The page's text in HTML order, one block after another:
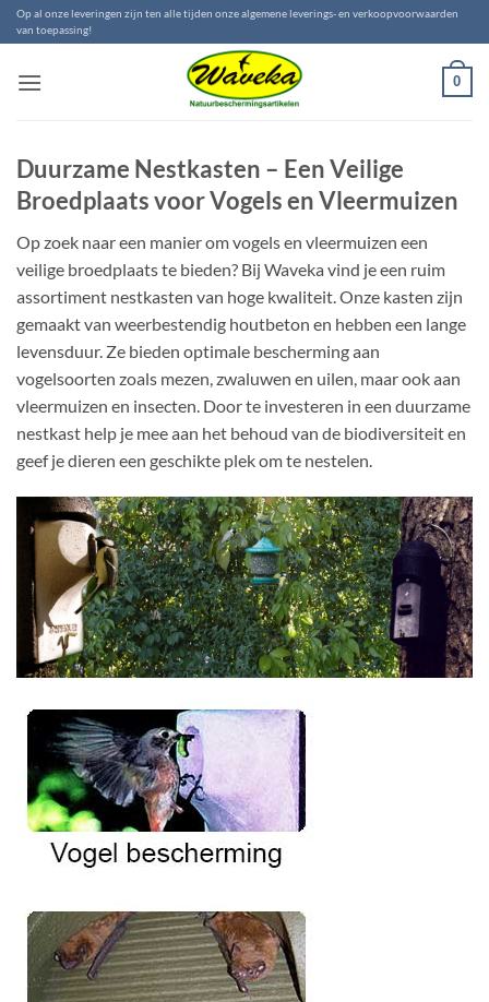
Ga
naar
Op al onze leveringen zijn ten alle tijden onze algemene leverings- en verkoopvoorwaarden
van toepassing!
0
Duurzame Nestkasten – Een Veilige
Broedplaats voor Vogels en Vleermuizen
Op zoek naar een manier om vogels en vleermuizen een
veilige broedplaats te bieden? Bij Waveka vind je een ruim
assortiment nestkasten van hoge kwaliteit. Onze kasten zijn
gemaakt van weerbestendig houtbeton en hebben een lange
levensduur. Ze bieden optimale bescherming aan
vogelsoorten zoals mezen, zwaluwen en uilen, maar ook aan
vleermuizen en insecten. Door te investeren in een duurzame
nestkast help je mee aan het behoud van de biodiversiteit en
geef je dieren een geschikte plek om te nestelen.